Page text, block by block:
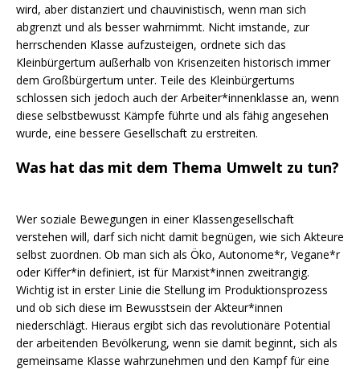
wird, aber distanziert und chauvinistisch, wenn man sich
abgrenzt und als besser wahrnimmt. Nicht imstande, zur
herrschenden Klasse aufzusteigen, ordnete sich das
Kleinbürgertum außerhalb von Krisenzeiten historisch immer
dem Großbürgertum unter. Teile des Kleinbürgertums
schlossen sich jedoch auch der Arbeiter*innenklasse an, wenn
diese selbstbewusst Kämpfe führte und als fähig angesehen
wurde, eine bessere Gesellschaft zu erstreiten.
Was hat das mit dem Thema Umwelt zu tun?
Wer soziale Bewegungen in einer Klassengesellschaft
verstehen will, darf sich nicht damit begnügen, wie sich Akteure
selbst zuordnen. Ob man sich als Öko, Autonome*r, Vegane*r
oder Kiffer*in definiert, ist für Marxist*innen zweitrangig.
Wichtig ist in erster Linie die Stellung im Produktionsprozess
und ob sich diese im Bewusstsein der Akteur*innen
niederschlägt. Hieraus ergibt sich das revolutionäre Potential
der arbeitenden Bevölkerung, wenn sie damit beginnt, sich als
gemeinsame Klasse wahrzunehmen und den Kampf für eine